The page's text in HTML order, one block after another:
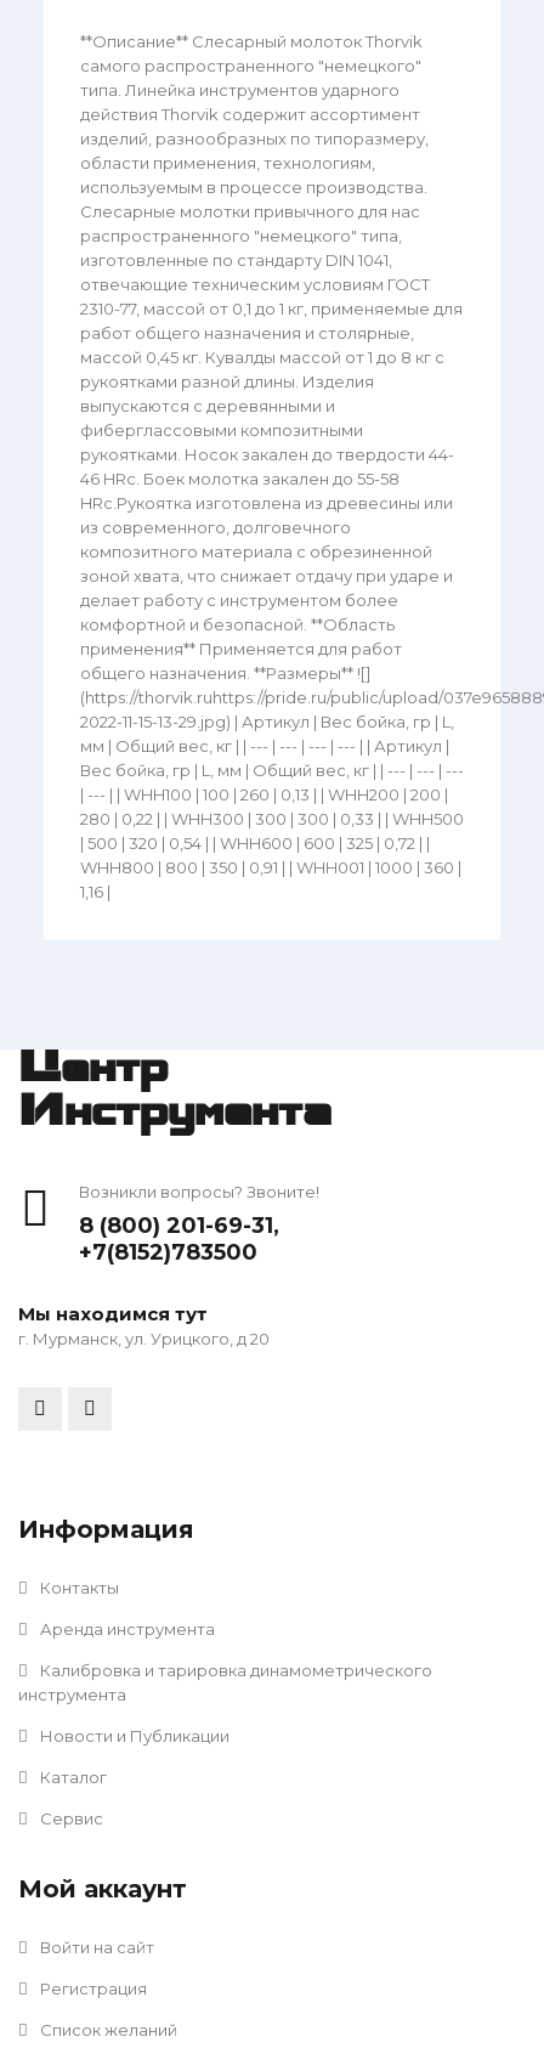
**Описание** Слесарный молоток Thorvik
самого распространенного "немецкого"
типа. Линейка инструментов ударного
действия Thorvik содержит ассортимент
изделий, разнообразных по типоразмеру,
области применения, технологиям,
используемым в процессе производства.
Слесарные молотки привычного для нас
распространенного "немецкого" типа,
изготовленные по стандарту DIN 1041,
отвечающие техническим условиям ГОСТ
2310-77, массой от 0,1 до 1 кг, применяемые для
работ общего назначения и столярные,
массой 0,45 кг. Кувалды массой от 1 до 8 кг с
рукоятками разной длины. Изделия
выпускаются с деревянными и
фиберглассовыми композитными
рукоятками. Носок закален до твердости 44-
46 HRc. Боек молотка закален до 55-58
HRc.Рукоятка изготовлена из древесины или
из современного, долговечного
композитного материала с обрезиненной
зоной хвата, что снижает отдачу при ударе и
делает работу с инструментом более
комфортной и безопасной. **Область
применения** Применяется для работ
общего назначения. **Размеры** ![]
(https://thorvik.ruhttps://pride.ru/public/upload/
2022-11-15-13-29.jpg) | Артикул | Вес бойка, гр | L,
мм | Общий вес, кг | | --- | --- | --- | --- | | Артикул |
Вес бойка, гр | L, мм | Общий вес, кг | | --- | --- | ---
| --- | | WHH100 | 100 | 260 | 0,13 | | WHH200 | 200 |
280 | 0,22 | | WHH300 | 300 | 300 | 0,33 | | WHH500
| 500 | 320 | 0,54 | | WHH600 | 600 | 325 | 0,72 | |
WHH800 | 800 | 350 | 0,91 | | WHH001 | 1000 | 360 |
1,16 |
Центр
Инструмента
Возникли вопросы? Звоните!
8 (800) 201-69-31,
+7(8152)783500
Мы находимся тут
г. Мурманск, ул. Урицкого, д 20
Информация
Контакты
Аренда инструмента
Калибровка и тарировка динамометрического
инструмента
Новости и Публикации
Каталог
Сервис
Мой аккаунт
Войти на сайт
Регистрация
Список желаний